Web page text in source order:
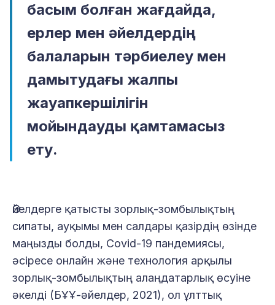
басым болған жағдайда,
ерлер мен әйелдердің
балаларын тәрбиелеу мен
дамытудағы жалпы
жауапкершілігін
мойындауды қамтамасыз
ету.
Әйелдерге қатысты зорлық-зомбылықтың
сипаты, ауқымы мен салдары қазірдің өзінде
маңызды болды, Covid-19 пандемиясы,
әсіресе онлайн және технология арқылы
зорлық-зомбылықтың алаңдатарлық өсуіне
әкелді (БҰҰ-әйелдер, 2021), ол ұлттық